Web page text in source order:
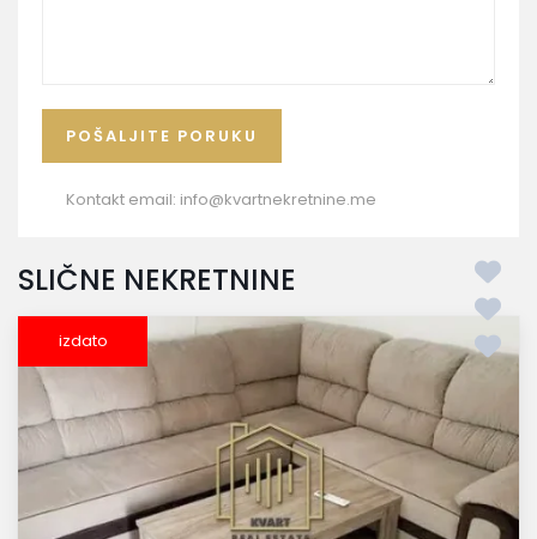
Kontakt email: info@kvartnekretnine.me
SLIČNE NEKRETNINE
izdato